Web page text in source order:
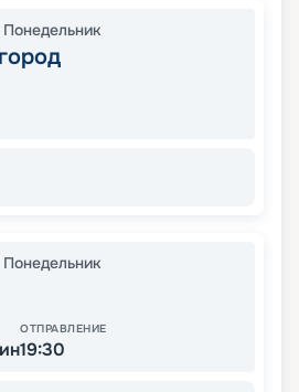
Понедельник
Понедельник
ОТПРАВЛЕНИЕ
19:30